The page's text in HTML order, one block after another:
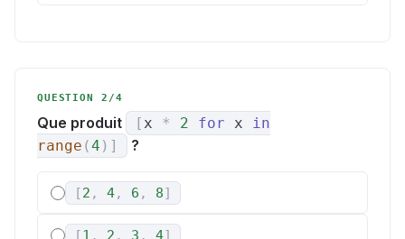
QUESTION 2/4
Que produit [ x * 2 for x in
range (4 ) ] ?
[2 , 4, 6 , 8]
[1 , 2 , 3 , 4]